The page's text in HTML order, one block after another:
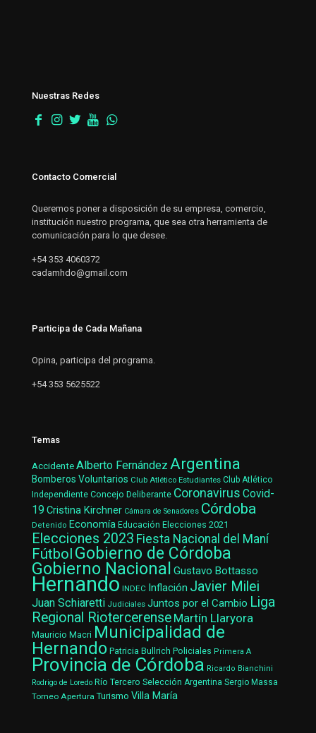
Nuestras Redes
Contacto Comercial
Queremos poner a disposición de su empresa, comercio,
institución nuestro programa, que sea otra herramienta de
comunicación para lo que desee.
+54 353 4060372
cadamhdo@gmail.com
Participa de Cada Mañana
Opina, participa del programa.
+54 353 5625522
Temas
AccidenteAlberto Fernández Argentina
Bomberos Voluntarios Club Atlético Estudiantes Club Atlético
Independiente Concejo Deliberante Coronavirus Covid-
19 Cristina Kirchner Cámara de Senadores Córdoba
Detenido Economía Educación Elecciones 2021
Elecciones 2023 Fiesta Nacional del Maní
Fútbol Gobierno de Córdoba
Gobierno Nacional Gustavo Bottasso
Hernando INDEC Inflación Javier Milei
Juan Schiaretti Judiciales Juntos por el Cambio Liga
Regional Riotercerense Martín Llaryora
Mauricio Macri Municipalidad de
Hernando Patricia Bullrich Policiales Primera A
Provincia de Córdoba Ricardo Bianchini
Rodrigo de Loredo Río Tercero Selección Argentina Sergio Massa
Torneo Apertura Turismo Villa María